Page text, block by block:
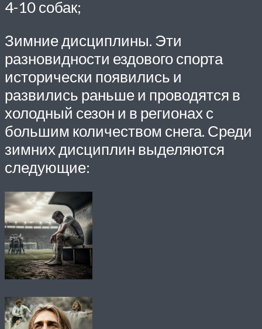
4-10 собак;
Зимние дисциплины. Эти
разновидности ездового спорта
исторически появились и
развились раньше и проводятся в
холодный сезон и в регионах с
большим количеством снега. Среди
зимних дисциплин выделяются
следующие: